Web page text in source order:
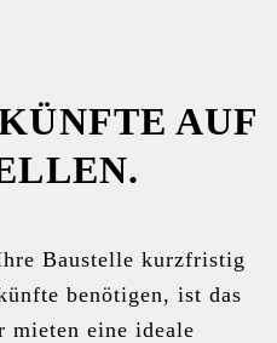
AUF
Baustelle kurzfristig
benötigen, ist das
mieten eine ideale